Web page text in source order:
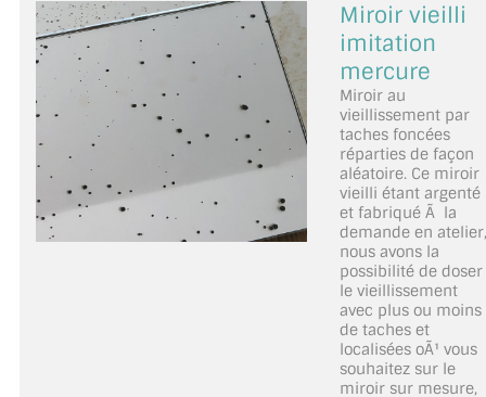
Miroir vieilli
imitation
mercure
Miroir au
vieillissement par
taches foncées
réparties de façon
aléatoire. Ce miroir
vieilli étant argenté
et fabriqué Ã la
demande en atelier,
nous avons la
possibilité de doser
le vieillissement
avec plus ou moins
de taches et
localisées oÃ¹ vous
souhaitez sur le
miroir sur mesure,